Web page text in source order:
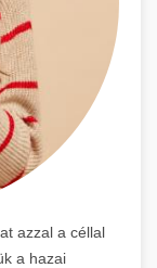
azzal a céllal
a hazai